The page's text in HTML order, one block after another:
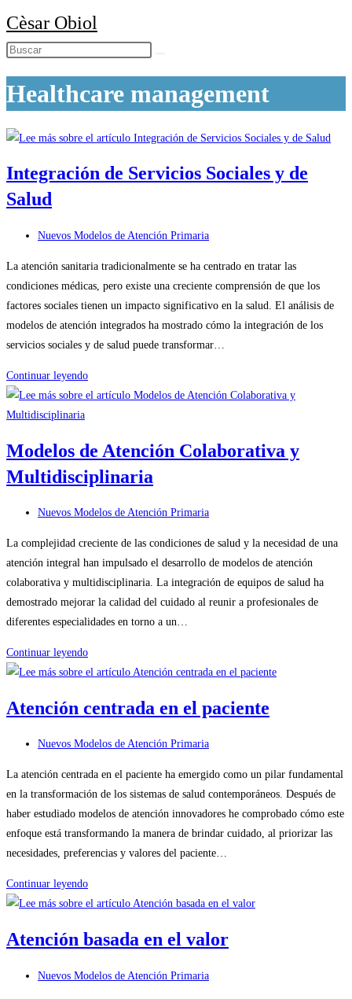
Ir
al
contenido
Cèsar Obiol
Healthcare management
Integración de Servicios Sociales y de
Salud
Categoría
Nuevos Modelos de Atención Primaria
La atención sanitaria tradicionalmente se ha centrado en tratar las
condiciones médicas, pero existe una creciente comprensión de que los
factores sociales tienen un impacto significativo en la salud. El análisis de
modelos de atención integrados ha mostrado cómo la integración de los
servicios sociales y de salud puede transformar…
Continuar leyendoIntegración
de
y
de
Modelos de Atención Colaborativa y
Multidisciplinaria
Categoría
la
entrada:
Nuevos Modelos de Atención Primaria
La complejidad creciente de las condiciones de salud y la necesidad de una
atención integral han impulsado el desarrollo de modelos de atención
colaborativa y multidisciplinaria. La integración de equipos de salud ha
demostrado mejorar la calidad del cuidado al reunir a profesionales de
diferentes especialidades en torno a un…
Continuar leyendoModelos
de
Colaborativa
Multidisciplinaria
Atención centrada en el paciente
Categoría
Nuevos Modelos de Atención Primaria
La atención centrada en el paciente ha emergido como un pilar fundamental
en la transformación de los sistemas de salud contemporáneos. Después de
haber estudiado modelos de atención innovadores he comprobado cómo este
enfoque está transformando la manera de brindar cuidado, al priorizar las
necesidades, preferencias y valores del paciente…
Continuar leyendoAtención
centrada
el
Atención basada en el valor
Categoría
Nuevos Modelos de Atención Primaria